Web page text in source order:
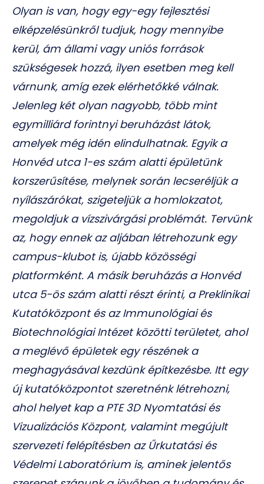
Olyan is van, hogy egy-egy fejlesztési
elképzelésünkről tudjuk, hogy mennyibe
kerül, ám állami vagy uniós források
szükségesek hozzá, ilyen esetben meg kell
várnunk, amíg ezek elérhetőkké válnak.
Jelenleg két olyan nagyobb, több mint
egymilliárd forintnyi beruházást látok,
amelyek még idén elindulhatnak. Egyik a
Honvéd utca 1-es szám alatti épületünk
korszerűsítése, melynek során lecseréljük a
nyílászárókat, szigeteljük a homlokzatot,
megoldjuk a vízszivárgási problémát. Tervünk
az, hogy ennek az aljában létrehozunk egy
campus-klubot is, újabb közösségi
platformként. A másik beruházás a Honvéd
utca 5-ös szám alatti részt érinti, a Preklinikai
Kutatóközpont és az Immunológiai és
Biotechnológiai Intézet közötti területet, ahol
a meglévő épületek egy részének a
meghagyásával kezdünk építkezésbe. Itt egy
új kutatóközpontot szeretnénk létrehozni,
ahol helyet kap a PTE 3D Nyomtatási és
Vizualizációs Központ, valamint megújult
szervezeti felépítésben az Űrkutatási és
Védelmi Laboratórium is, aminek jelentős